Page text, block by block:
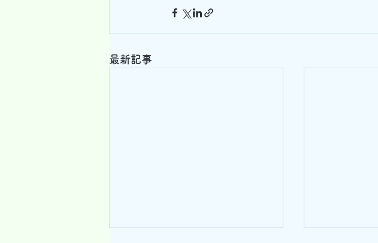
最新記事